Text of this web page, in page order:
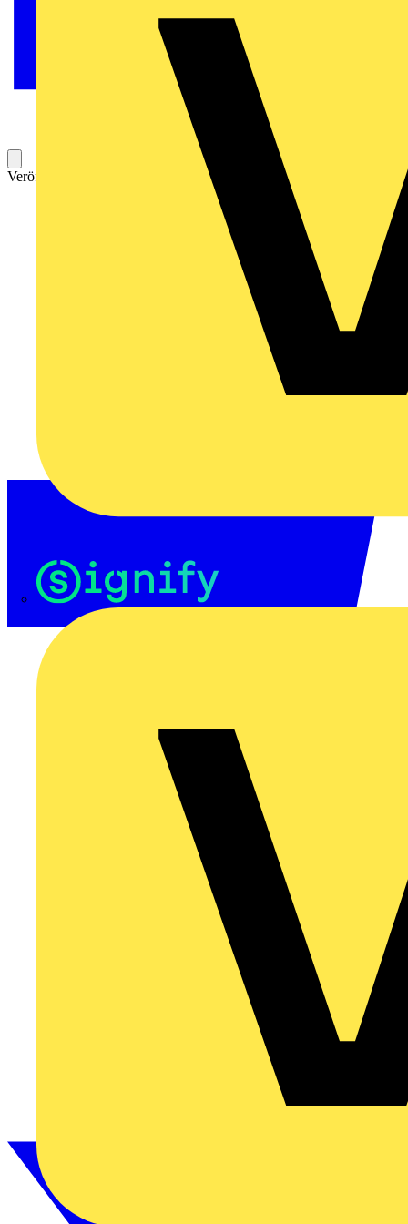
Veröffentlicht: 3. Juni 2026 Kategorie: News